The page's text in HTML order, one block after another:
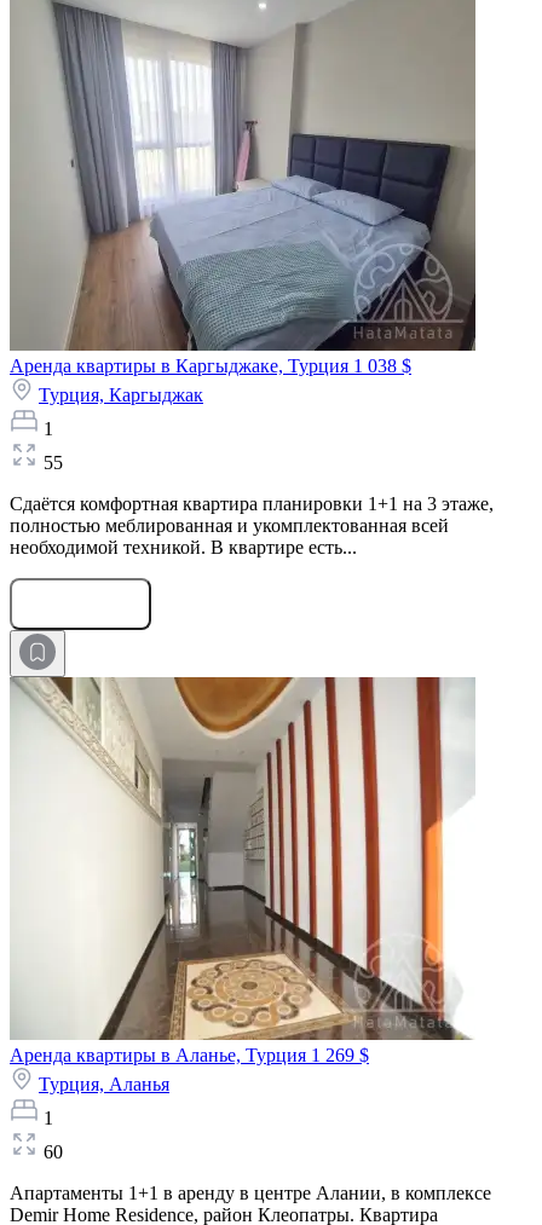
Аренда квартиры в Каргыджаке, Турция 1 038 $
Турция, Каргыджак
1
55
Сдаётся комфортная квартира планировки 1+1 на 3 этаже,
полностью меблированная и укомплектованная всей
необходимой техникой. В квартире есть...
Аренда квартиры в Аланье, Турция 1 269 $
Турция, Аланья
1
60
Апартаменты 1+1 в аренду в центре Алании, в комплексе
Demir Home Residence, район Клеопатры. Квартира